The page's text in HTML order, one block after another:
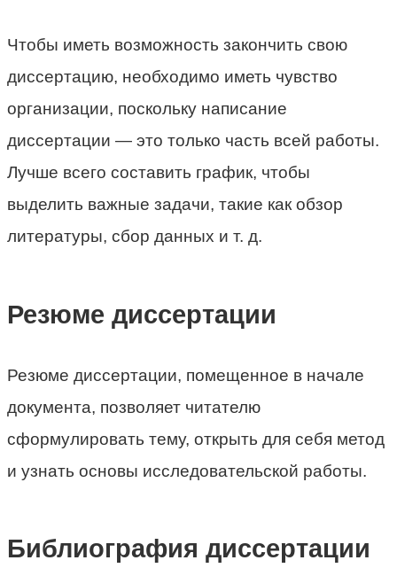
Чтобы иметь возможность закончить свою
диссертацию, необходимо иметь чувство
организации, поскольку написание
диссертации — это только часть всей работы.
Лучше всего составить график, чтобы
выделить важные задачи, такие как обзор
литературы, сбор данных и т. д.
Резюме диссертации
Резюме диссертации, помещенное в начале
документа, позволяет читателю
сформулировать тему, открыть для себя метод
и узнать основы исследовательской работы.
Библиография диссертации